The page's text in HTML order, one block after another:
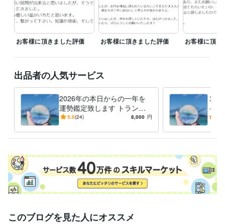
お客様に頂きました評価 お客様に頂きました評価 お客様に頂き
出品者の人気サービス
2026年の本日からの一年を
運勢鑑定致します トランジ
ットも使用しピンポイント時
5.0(24) 8,000 円
３
ィ
とタ
このブログを見た人にオススメ